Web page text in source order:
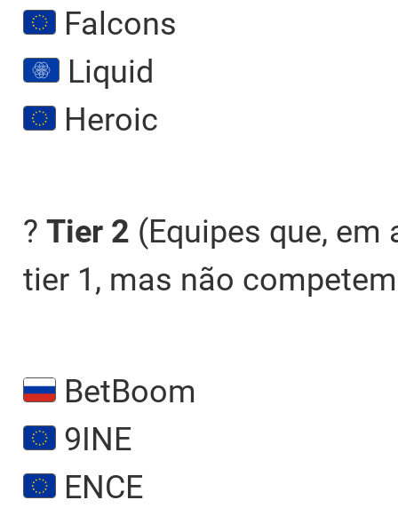
Falcons
Liquid
Heroic
? Tier 2 (Equipes que,
tier 1, mas não
BetBoom
9INE
ENCE